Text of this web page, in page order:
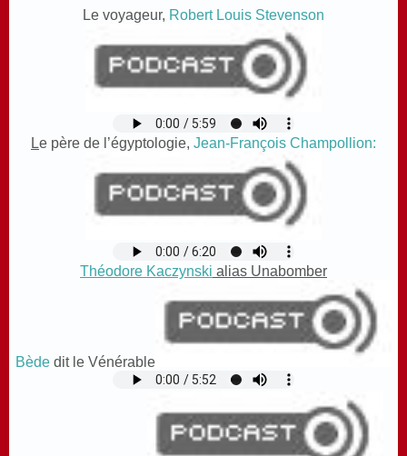
Le voyageur, Robert Louis Stevenson
Le père de l’égyptologie, Jean-François Champollion:
Théodore Kaczynski alias Unabomber
Bède dit le Vénérable